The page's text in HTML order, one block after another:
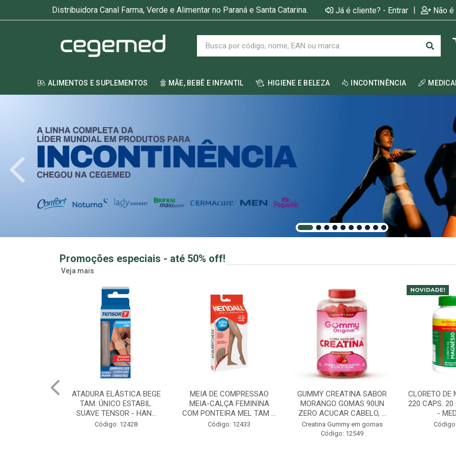
Distribuidora Canal Farma, Verde e Alimentar no Paraná e Santa Catarina. Já é cliente? - Entrar | Não
ALIMENTOS E SUPLEMENTOS MÃE, BEBÊ E INFANTIL HIGIENE E BELEZA INCONTINÊNCIA
Promoções especiais - até 50% off!
Veja mais
MEIA DE COMPRESSAO
MEIA-CALÇA FEMININA
COM PONTEIRA MEL TAM ...
Código: 12433
GUMMY CREATINA SABOR
MORANGO GOMAS 90UN
ZERO ACUCAR CABELO, ...
Creatina Gummy em gomas
CLORETO DE MAGNESIO PA
220 CAPS. 20 CAPS GRATIS
- MEDINAL
Código: 12598
ABS LADY
-